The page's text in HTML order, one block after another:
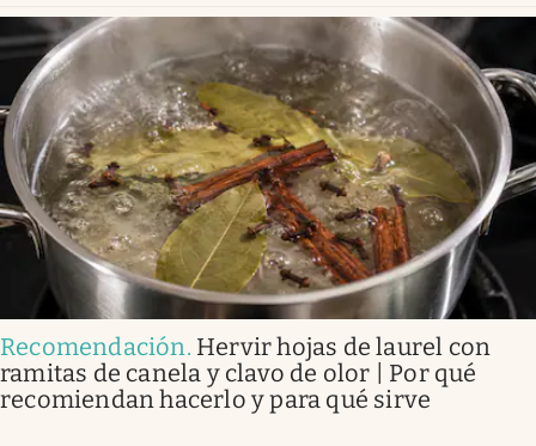
Recomendación. Hervir hojas de laurel con
ramitas de canela y clavo de olor | Por qué
recomiendan hacerlo y para qué sirve